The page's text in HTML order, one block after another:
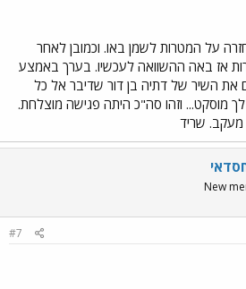
על המטרות לשמן באו. וכמובן לאחר
אז באה ההשוואה לעכשיו. בערך באמצע
את השיר של דתיה בן דור שדיבר אל כל
מוסקט... וזהו סה"כ היתה פגישה מוצלחת.
מעקב. שריד
New
#7